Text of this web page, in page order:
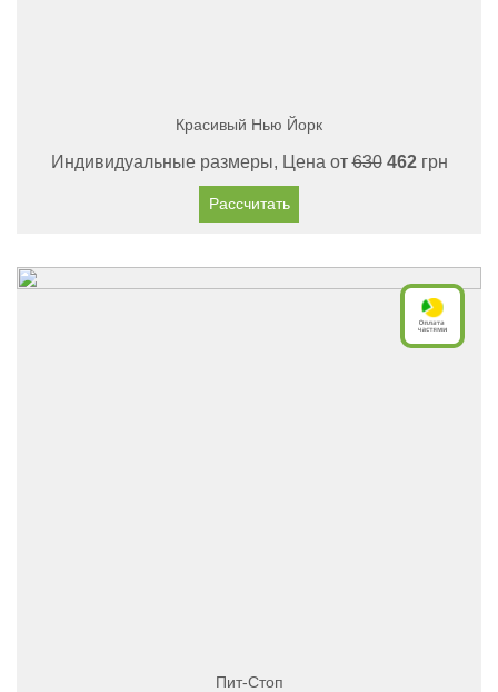
Красивый Нью Йорк
Индивидуальные размеры, Цена от630 462грн
Рассчитать
Пит-Стоп